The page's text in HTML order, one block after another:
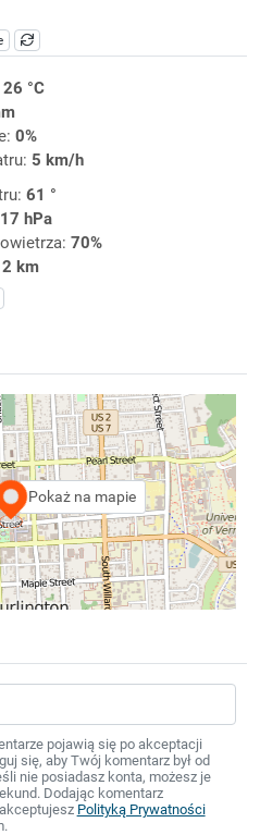
26 °C
0%
5 km/h
61 °
hPa
70%
2 km
Pokaż na mapie
pojawią się po akceptacji
się, aby Twój komentarz był od
nie posiadasz konta, możesz je
Dodając komentarz
Polityką Prywatności